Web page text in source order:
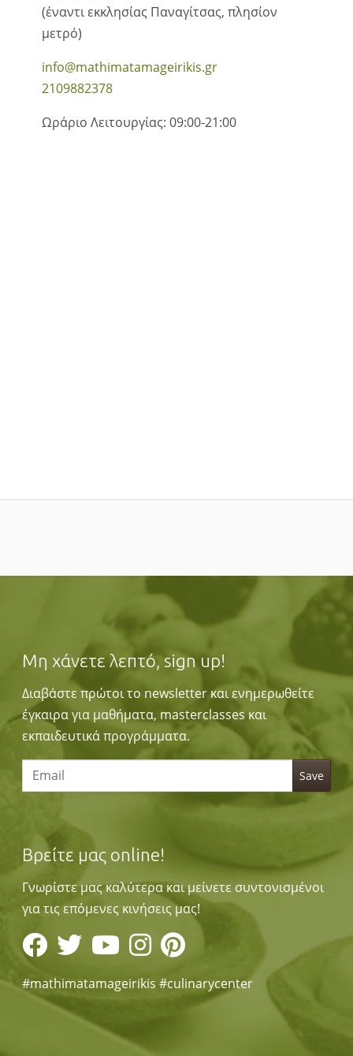
(έναντι εκκλησίας Παναγίτσας, πλησίον
μετρό)
info@mathimatamageirikis.gr
2109882378
Ωράριο Λειτουργίας: 09:00-21:00
Μη χάνετε λεπτό, sign up!
Διαβάστε πρώτοι το newsletter και ενημερωθείτε
έγκαιρα για μαθήματα, masterclasses και
εκπαιδευτικά προγράμματα.
Βρείτε μας online!
Γνωρίστε μας καλύτερα και μείνετε συντονισμένοι
για τις επόμενες κινήσεις μας!
#mathimatamageirikis #culinarycenter